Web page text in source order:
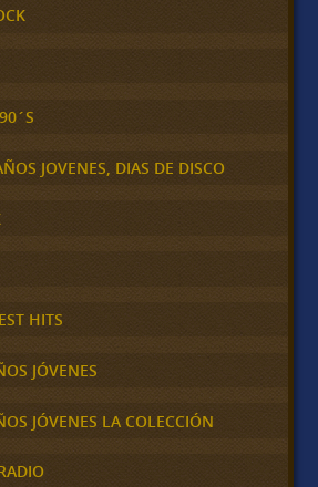
JOVENES, DIAS DE DISCO
HITS
JÓVENES
JÓVENES LA COLECCIÓN